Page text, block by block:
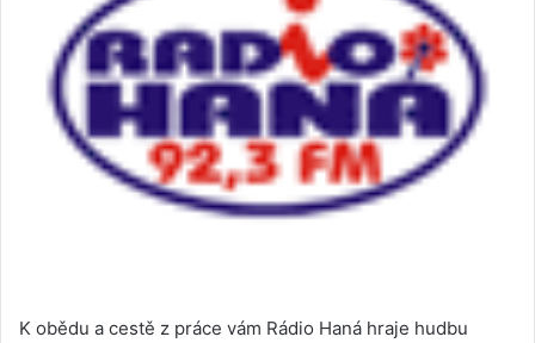
K obědu a cestě z práce vám Rádio Haná hraje hudbu